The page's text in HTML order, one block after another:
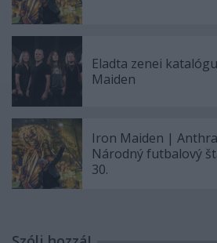
Eladta zenei
Maiden
Iron Maiden |
Národný futbalový
30.